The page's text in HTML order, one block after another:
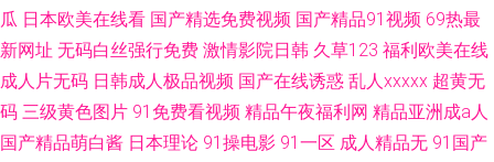
瓜 日本欧美在线看 国产精选免费视频 国产精品91视频 69热最
新网址 无码白丝强行免费 激情影院日韩 久草123 福利欧美在线
成人片无码 日韩成人极品视频 国产在线诱惑 乱人xxxxx 超黄无
码 三级黄色图片 91免费看视频 精品午夜福利网 精品亚洲成a人
国产精品萌白酱 日本理论 91操电影 91一区 成人精品无 91国产